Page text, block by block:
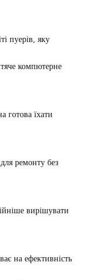
пуерів, яку
компютерне
готова їхати
ремонту без
вирішувати
на ефективність